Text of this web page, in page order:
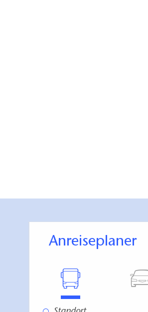
Anreiseplaner